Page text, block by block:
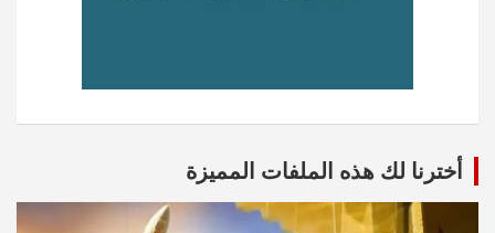
أخترنا لك هذه الملفات المميزة